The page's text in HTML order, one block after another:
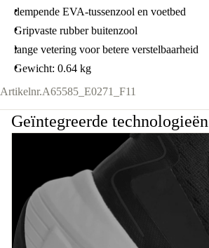
dempende EVA-tussenzool en voetbed
Gripvaste rubber buitenzool
lange vetering voor betere verstelbaarheid
Gewicht: 0.64 kg
Artikelnr.A65585_E0271_F11
Geïntegreerde technologieën